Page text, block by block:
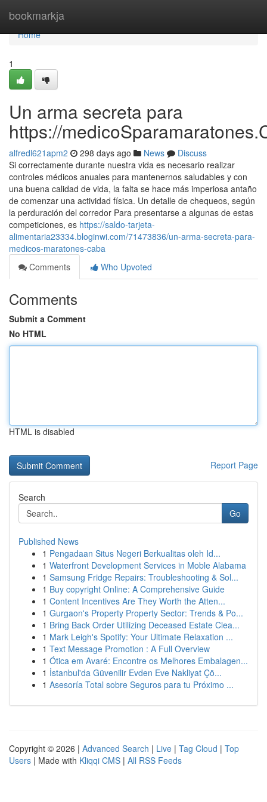
bookmarkja
Home
Home
1
Un arma secreta para
https://
alfredl621apm2 298 days ago News
Discuss
Si correctamente durante nuestra vida es necesario realizar
controles médicos anuales para mantenernos saludables y con
una buena calidad de vida, la falta se hace más imperiosa antaño
de comenzar una actividad física. Un detalle de chequeos, según
la perduración del corredor Para presentarse a algunas de estas
competiciones, es https://saldo-tarjeta-
alimentaria23334.bloginwi.com/71473836/un-arma-secreta-para-
medicos-maratones-caba
Comments
Who Upvoted
Comments
Submit a Comment
No HTML
HTML is disabled
Report Page
Search
Go
Published News
1 Pengadaan Situs Negeri Berkualitas oleh Id...
1 Waterfront Development Services in Moble Alabama
1 Samsung Fridge Repairs: Troubleshooting & Sol...
1 Buy copyright Online: A Comprehensive Guide
1 Content Incentives Are They Worth the Atten...
1 Gurgaon's Property Property Sector: Trends & Po...
1 Bring Back Order Utilizing Deceased Estate Clea...
1 Mark Leigh's Spotify: Your Ultimate Relaxation ...
1 Text Message Promotion : A Full Overview
1 Ótica em Avaré: Encontre os Melhores Embalagen...
1 İstanbul'da Güvenilir Evden Eve Nakliyat Çö...
1 Asesoría Total sobre Seguros para tu Próximo ...
Copyright © 2026 | Advanced Search | Live | Tag Cloud | Top
Users | Made with Kliqqi CMS | All RSS Feeds